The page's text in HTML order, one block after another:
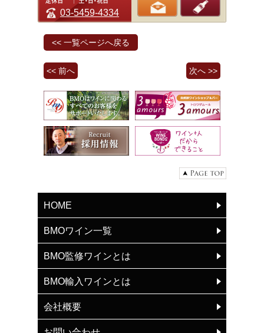
03-5459-4334
<< 一覧ページへ戻る
<< 前へ 次へ >>
HOME
BMOワイン一覧
BMO監修ワインとは
BMO輸入ワインとは
会社概要